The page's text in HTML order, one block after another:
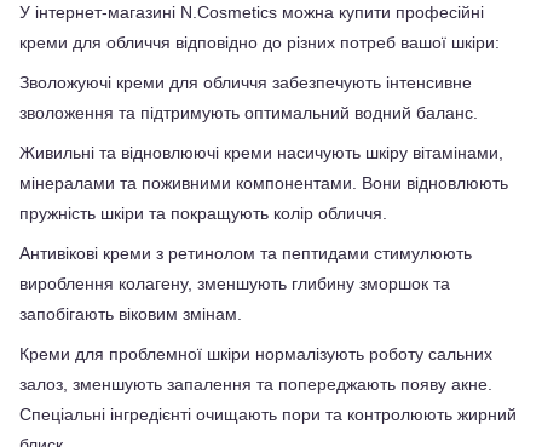
У інтернет-магазині N.Cosmetics можна купити професійні
креми для обличчя відповідно до різних потреб вашої шкіри:
Зволожуючі креми для обличчя забезпечують інтенсивне
зволоження та підтримують оптимальний водний баланс.
Живильні та відновлюючі креми насичують шкіру вітамінами,
мінералами та поживними компонентами. Вони відновлюють
пружність шкіри та покращують колір обличчя.
Антивікові креми з ретинолом та пептидами стимулюють
вироблення колагену, зменшують глибину зморшок та
запобігають віковим змінам.
Креми для проблемної шкіри нормалізують роботу сальних
залоз, зменшують запалення та попереджають появу акне.
Спеціальні інгредієнті очищають пори та контролюють жирний